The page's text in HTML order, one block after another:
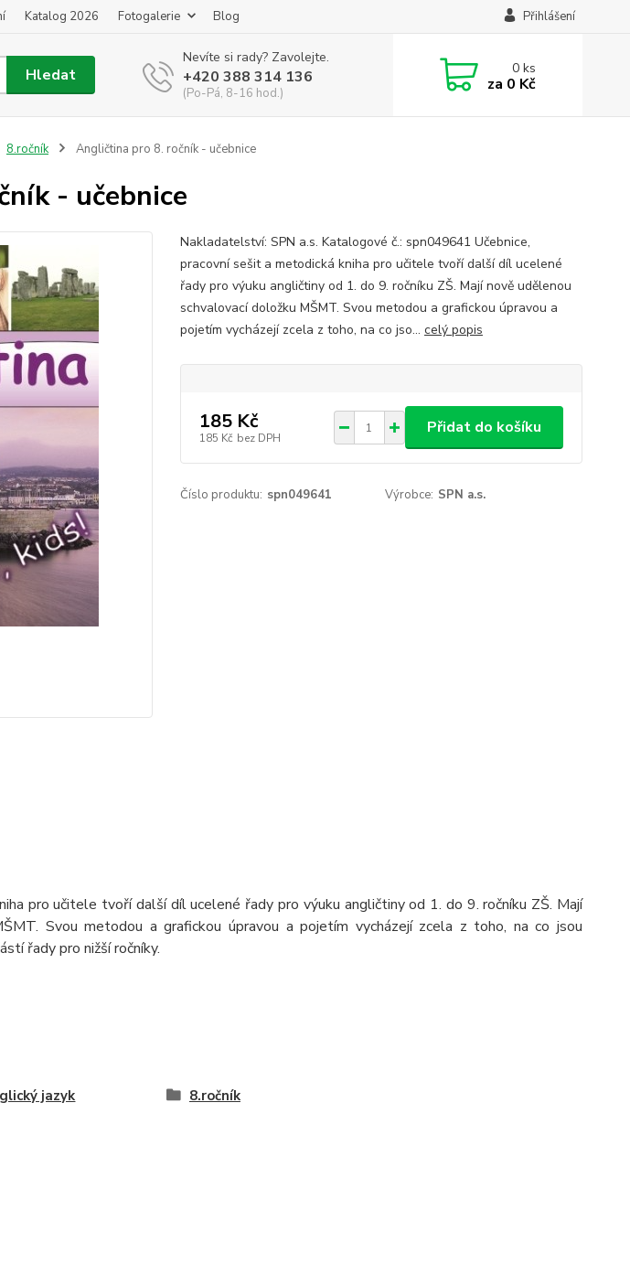
Katalog 2026 Fotogalerie Blog Přihlášení
Hledat
Nevíte si rady? Zavolejte.
+420 388 314 136
(Po-Pá, 8-16 hod.)
0ks
za 0 Kč
8.ročník Angličtina pro 8. ročník - učebnice
- učebnice
Nakladatelství: SPN a.s. Katalogové č.: spn049641 Učebnice,
pracovní sešit a metodická kniha pro učitele tvoří další díl ucelené
řady pro výuku angličtiny od 1. do 9. ročníku ZŠ. Mají nově udělenou
schvalovací doložku MŠMT. Svou metodou a grafickou úpravou a
pojetím vycházejí zcela z toho, na co jso... celý popis
185 Kč
185 Kč bez DPH
Přidat do košíku
Číslo produktu: spn049641 Výrobce: SPN a.s.
pro učitele tvoří další díl ucelené řady pro výuku angličtiny od 1. do 9. ročníku ZŠ. Mají
Svou metodou a grafickou úpravou a pojetím vycházejí zcela z toho, na co jsou
řady pro nižší ročníky.
jazyk 8.ročník